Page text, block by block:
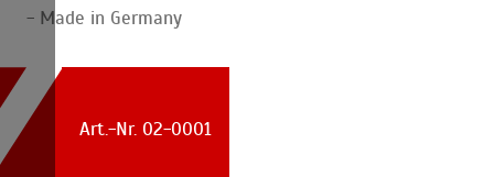
- Made in Germany
Art.-Nr. 02-0001